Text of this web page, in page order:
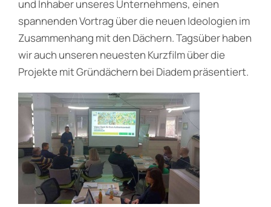
und Inhaber unseres Unternehmens, einen
spannenden Vortrag über die neuen Ideologien im
Zusammenhang mit den Dächern. Tagsüber haben
wir auch unseren neuesten Kurzfilm über die
Projekte mit Gründächern bei Diadem präsentiert.